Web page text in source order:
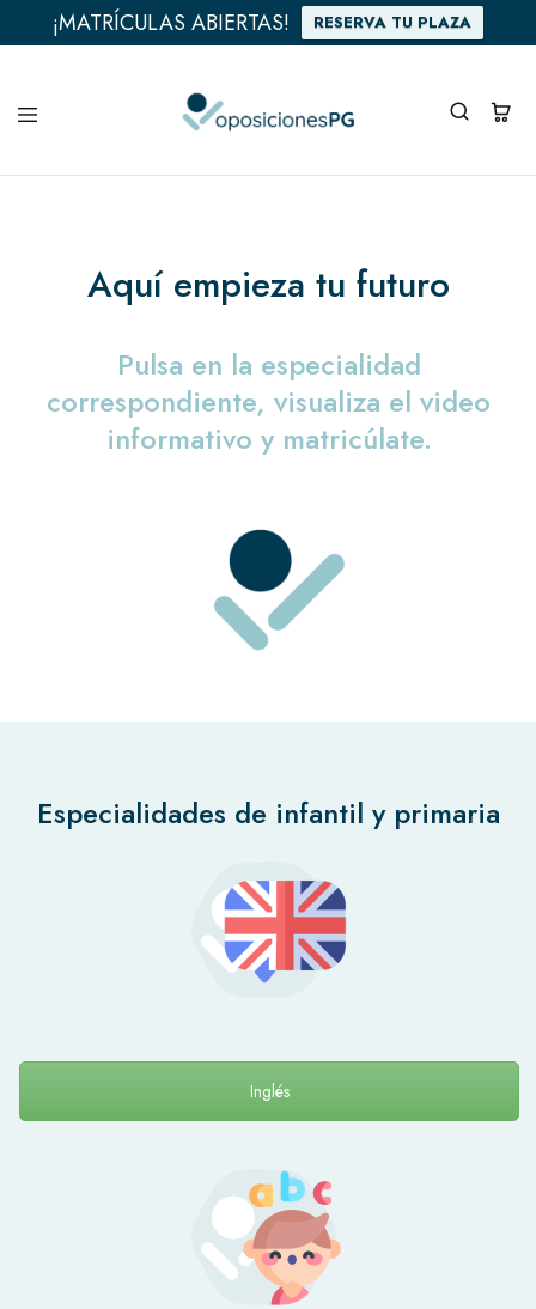
¡MATRÍCULAS ABIERTAS! RESERVA TU PLAZA
Aquí empieza tu futuro
Pulsa en la especialidad
correspondiente, visualiza el video
informativo y matricúlate.
Especialidades de infantil y primaria
Inglés